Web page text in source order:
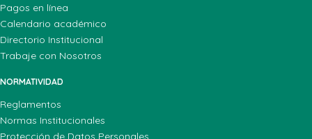
Pagos en línea
Calendario académico
Directorio Institucional
Trabaje con Nosotros
NORMATIVIDAD
Reglamentos
Normas Institucionales
Protección de Datos Personales